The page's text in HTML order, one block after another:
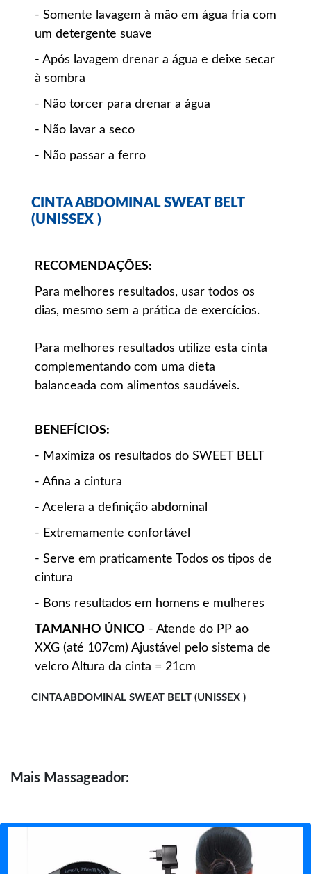
- Somente lavagem à mão em água fria com
um detergente suave
- Após lavagem drenar a água e deixe secar
à sombra
- Não torcer para drenar a água
- Não lavar a seco
- Não passar a ferro
CINTA ABDOMINAL SWEAT BELT
(UNISSEX )
RECOMENDAÇÕES:
Para melhores resultados, usar todos os
dias, mesmo sem a prática de exercícios.
Para melhores resultados utilize esta cinta
complementando com uma dieta
balanceada com alimentos saudáveis.
BENEFÍCIOS:
- Maximiza os resultados do SWEET BELT
- Afina a cintura
- Acelera a definição abdominal
- Extremamente confortável
- Serve em praticamente Todos os tipos de
cintura
- Bons resultados em homens e mulheres
TAMANHO ÚNICO - Atende do PP ao
XXG (até 107cm) Ajustável pelo sistema de
velcro Altura da cinta = 21cm
CINTA ABDOMINAL SWEAT BELT (UNISSEX )
Mais Massageador: